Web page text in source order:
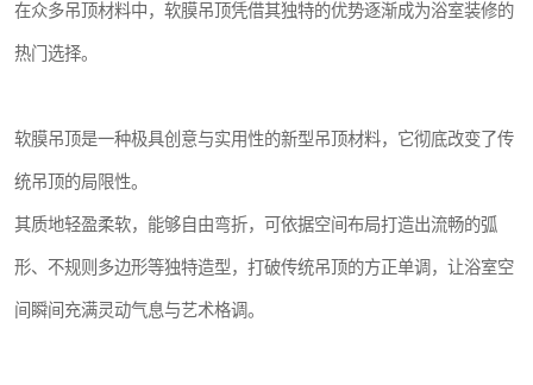
在众多吊顶材料中，软膜吊顶凭借其独特的优势逐渐成为浴室装修的
热门选择。
软膜吊顶是一种极具创意与实用性的新型吊顶材料，它彻底改变了传
统吊顶的局限性。
其质地轻盈柔软，能够自由弯折，可依据空间布局打造出流畅的弧
形、不规则多边形等独特造型，打破传统吊顶的方正单调，让浴室空
间瞬间充满灵动气息与艺术格调。